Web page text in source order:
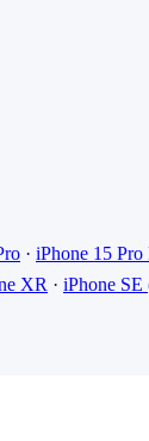
· iPhone 15 Pro
XR · iPhone SE